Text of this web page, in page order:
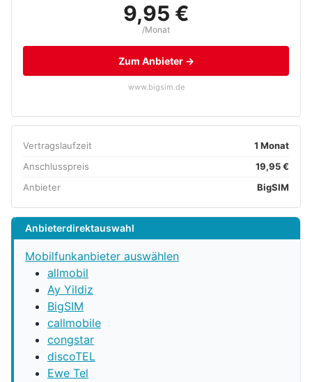
9,95 €
/Monat
Zum Anbieter →
www.bigsim.de
Vertragslaufzeit
1 Monat
Anschlusspreis
19,95 €
Anbieter
BigSIM
Anbieterdirektauswahl
Mobilfunkanbieter auswählen
allmobil
Ay Yildiz
BigSIM
callmobile
congstar
discoTEL
Ewe Tel